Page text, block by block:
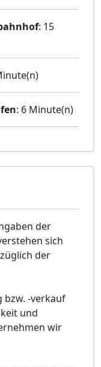
: 15
: 6 Minute(n)
der
sich
der
-verkauf
und
wir